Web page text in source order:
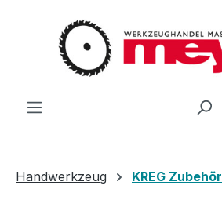
Zum Hauptinhalt springen
Handwerkzeug KREG Zubehör